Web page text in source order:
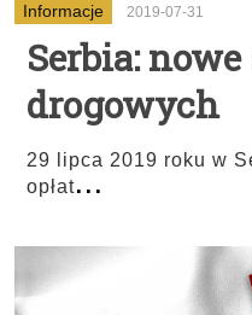
Informacje 2019-07-31
Serbia:
drogowych
29 lipca 2019 roku w
opłat...